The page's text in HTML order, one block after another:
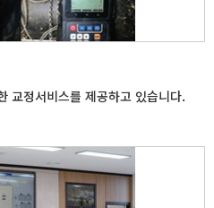
교정서비스를 제공하고 있습니다.